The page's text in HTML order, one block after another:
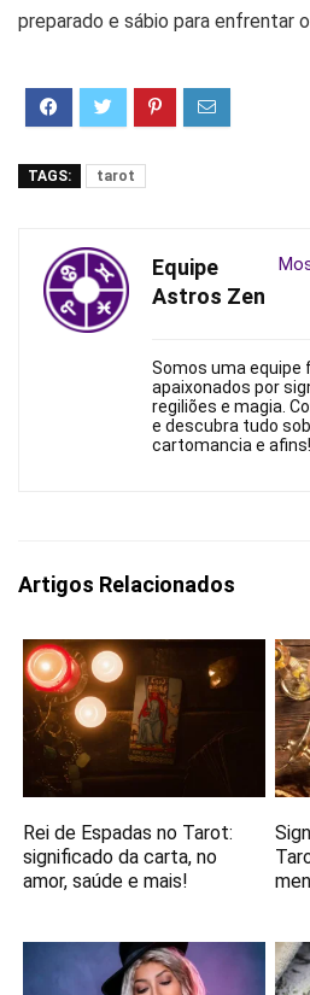
preparado e sábio para enfrentar
TAGS: tarot
Equipe
Astros Zen
Somos uma equipe
apaixonados por
regiliões e magia.
e descubra tudo
cartomancia e afins!
Artigos Relacionados
Rei de Espadas no Tarot:
significado da carta, no
amor, saúde e mais!